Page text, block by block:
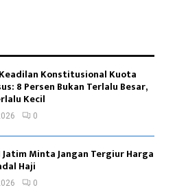
Konstitusional Kuota
8 Persen Bukan Terlalu Besar,
Kecil
0
Jatim Minta Jangan Tergiur Harga
Haji
0